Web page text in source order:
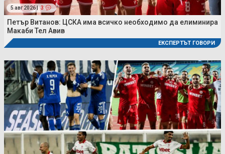
5 авг 2026 | 3
Петър Витанов: ЦСКА има всичко необходимо да елиминира
Макаби Тел Авив
ЕКСПЕРТЪТ ГОВОРИ